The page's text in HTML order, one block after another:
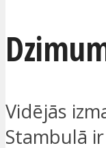
Vidējās
Stambulā